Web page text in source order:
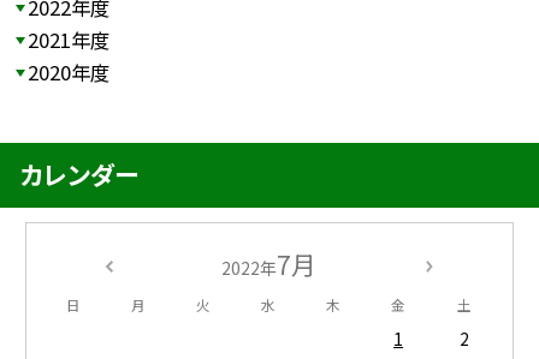
2022年度
2021年度
2020年度
カレンダー
2022年7月
日 月 火 水 木 金 土
1
2